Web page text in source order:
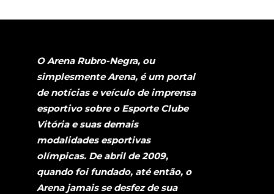
O Arena Rubro-Negra, ou
simplesmente Arena, é um portal
de notícias e veículo de imprensa
esportivo sobre o Esporte Clube
Vitória e suas demais
modalidades esportivas
olímpicas. De abril de 2009,
quando foi fundado, até então, o
Arena jamais se desfez de sua